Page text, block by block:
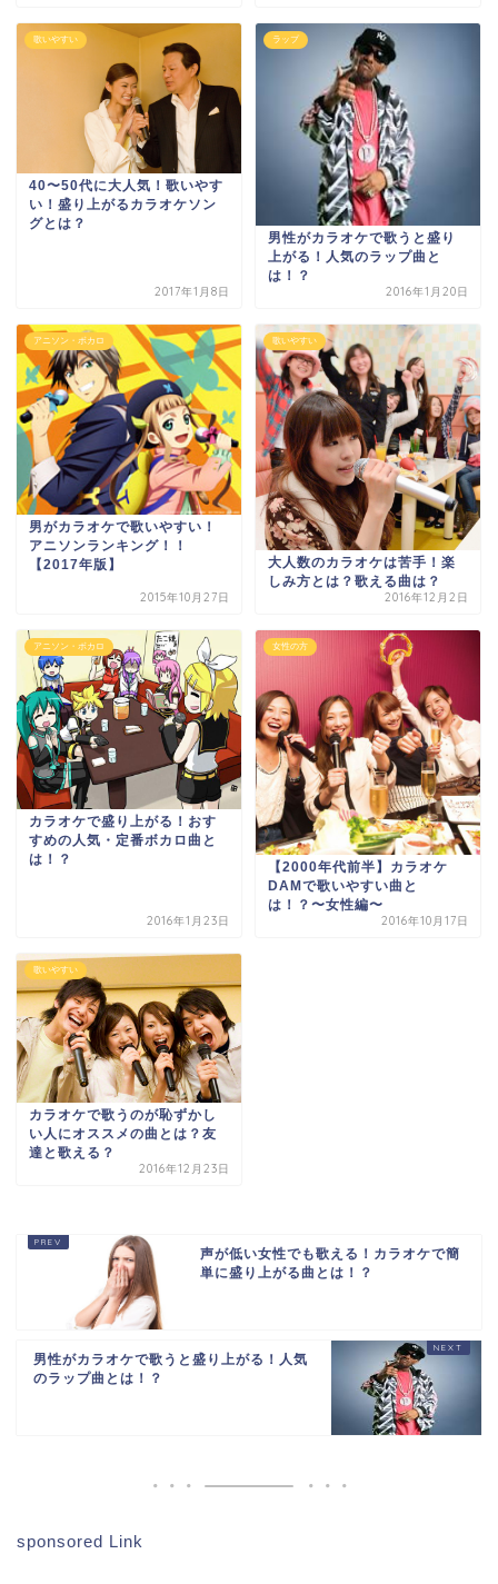
歌いやすい
40〜50代に大人気！歌いやす
い！盛り上がるカラオケソン
グとは？
2017年1月8日
ラップ
男性がカラオケで歌うと盛り
上がる！人気のラップ曲と
は！？
2016年1月20日
アニソン・ボカロ
男がカラオケで歌いやすい！
アニソンランキング！！
【2017年版】
2015年10月27日
歌いやすい
大人数のカラオケは苦手！楽
しみ方とは？歌える曲は？
2016年12月2日
アニソン・ボカロ
カラオケで盛り上がる！おす
すめの人気・定番ボカロ曲と
は！？
2016年1月23日
女性の方
【2000年代前半】カラオケ
DAMで歌いやすい曲と
は！？〜女性編〜
2016年10月17日
歌いやすい
カラオケで歌うのが恥ずかし
い人にオススメの曲とは？友
達と歌える？
2016年12月23日
声が低い女性でも歌える！カラオケで簡
単に盛り上がる曲とは！？
男性がカラオケで歌うと盛り上がる！人気
のラップ曲とは！？
sponsored Link